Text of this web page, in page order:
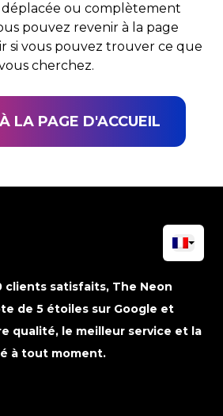
ou complètement
pouvez revenir à la page
si vous pouvez trouver ce que
cherchez.
LA PAGE D'ACCUEIL
clients satisfaits, The Neon
de 5 étoiles sur Google et
qualité, le meilleur service et la
à tout moment.